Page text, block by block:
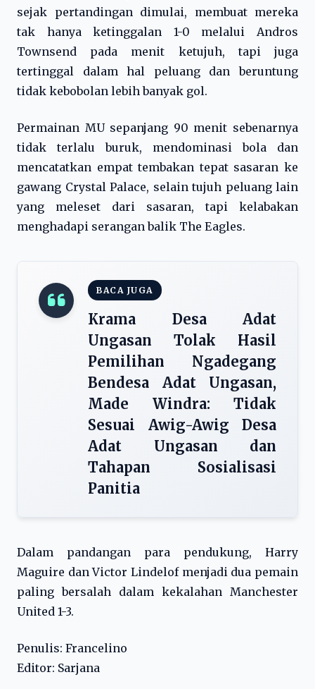
sejak pertandingan dimulai, membuat mereka
tak hanya ketinggalan 1-0 melalui Andros
Townsend pada menit ketujuh, tapi juga
tertinggal dalam hal peluang dan beruntung
tidak kebobolan lebih banyak gol.
Permainan MU sepanjang 90 menit sebenarnya
tidak terlalu buruk, mendominasi bola dan
mencatatkan empat tembakan tepat sasaran ke
gawang Crystal Palace, selain tujuh peluang lain
yang meleset dari sasaran, tapi kelabakan
menghadapi serangan balik The Eagles.
BACA JUGA
Krama Desa Adat
Ungasan Tolak Hasil
Pemilihan Ngadegang
Bendesa Adat Ungasan,
Made Windra: Tidak
Sesuai Awig-Awig Desa
Adat Ungasan dan
Tahapan Sosialisasi
Panitia
Dalam pandangan para pendukung, Harry
Maguire dan Victor Lindelof menjadi dua pemain
paling bersalah dalam kekalahan Manchester
United 1-3.
Penulis: Francelino
Editor: Sarjana